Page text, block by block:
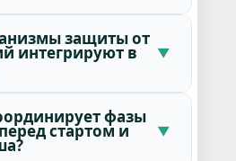
защиты от
интегрируют в
фазы
стартом и